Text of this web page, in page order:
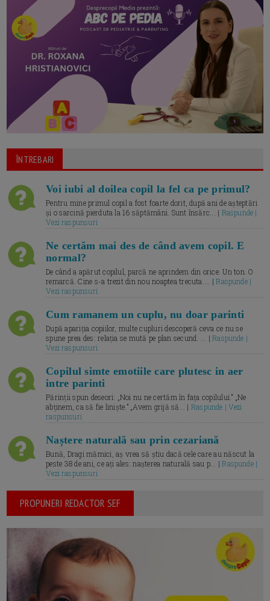
ÎNTREBARI
Voi iubi al doilea copil la fel ca pe primul?
Pentru mine primul copil a fost foarte dorit, după ani de așteptări
și o sarcină pierduta la 16 săptămâni. Sunt însărc... | Raspunde |
Vezi raspunsuri
Ne certăm mai des de când avem copil. E
normal?
De când a apărut copilul, parcă ne aprindem din orice. Un ton. O
remarcă. Cine s-a trezit din nou noaptea trecuta.... |Raspunde |
Vezi raspunsuri
Cum ramanem un cuplu, nu doar parinti
După apariția copiilor, multe cupluri descoperă ceva ce nu se
spune prea des: relația se mută pe plan secund. ... |Raspunde |
Vezi raspunsuri
Copilul simte emotiile care plutesc in aer
intre parinti
Părinții spun deseori: „Noi nu ne certăm în fața copilului.” „Ne
abținem, ca să fie liniște.” „Avem grijă să... | Raspunde | Vezi
raspunsuri
Naștere naturală sau prin cezariană
Bună, Dragi mămici, aș vrea să știu dacă cele care au născut la
peste 38 de ani, ce ați ales: nașterea naturală sau p... |Raspunde |
Vezi raspunsuri
PROPUNERI REDACTOR SEF